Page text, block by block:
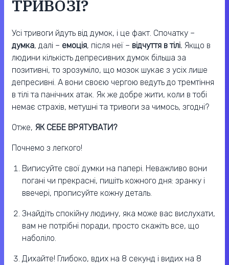
ТРИВОЗІ?
Усі тривоги йдуть від думок, і це факт. Спочатку –
думка, далі – емоція, після неї – відчуття в тілі. Якщо в
людини кількість депресивних думок більша за
позитивні, то зрозуміло, що мозок шукає з усіх лише
депресивні. А вони своєю чергою ведуть до тремтіння
в тілі та панічних атак. Як же добре жити, коли в тобі
немає страхів, метушні та тривоги за чимось, згодні?
Отже, ЯК СЕБЕ ВРЯТУВАТИ?
Почнемо з легкого!
Виписуйте свої думки на папері. Неважливо вони
погані чи прекрасні, пишіть кожного дня: зранку і
ввечері, прописуйте кожну деталь.
Знайдіть спокійну людину, яка може вас вислухати,
вам не потрібні поради, просто скажіть все, що
наболіло.
Дихайте! Глибоко, вдих на 8 секунд і видих на 8